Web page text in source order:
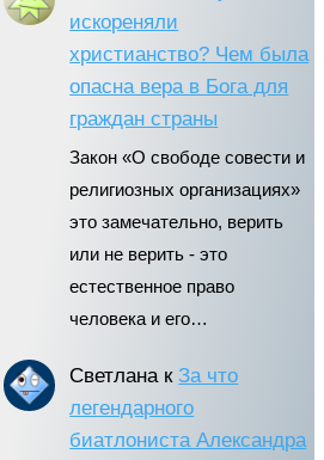
искореняли
христианство? Чем была
опасна вера в Бога для
граждан страны
Закон «О свободе совести и
религиозных организациях»
это замечательно, верить
или не верить - это
естественное право
человека и его…
СветланакЗа что
легендарного
биатлониста Александра